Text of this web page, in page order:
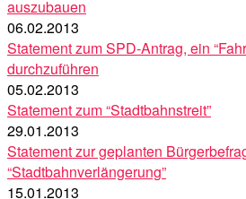
auszubauen
06.02.2013
Statement zum SPD-Antrag, ein
durchzuführen
05.02.2013
Statement zum “Stadtbahnstreit”
29.01.2013
Statement zur geplanten
“Stadtbahnverlängerung”
15.01.2013